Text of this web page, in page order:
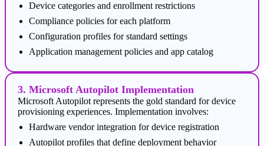
Device categories and enrollment restrictions
Compliance policies for each platform
Configuration profiles for standard settings
Application management policies and app catalog
3. Microsoft Autopilot Implementation
Microsoft Autopilot represents the gold standard for device
provisioning experiences. Implementation involves:
Hardware vendor integration for device registration
Autopilot profiles that define deployment behavior